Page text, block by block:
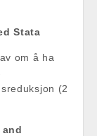
Stata
om å ha
(2